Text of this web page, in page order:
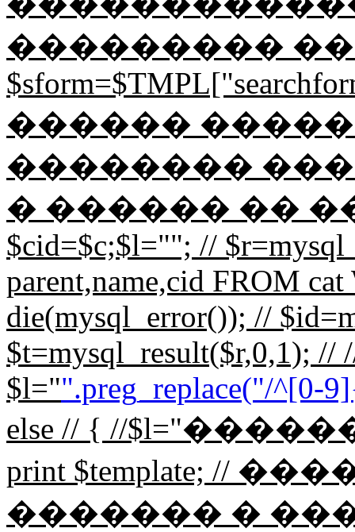
���������
������
��������
� ������ ��
$cid=$c;$l=""; //
parent,name,cid FROM
die(mysql_error()); //
$t=mysql_result($r,0,1); //
$l="".preg_replace("/^[0-
else // { //
print $template; //
������� �